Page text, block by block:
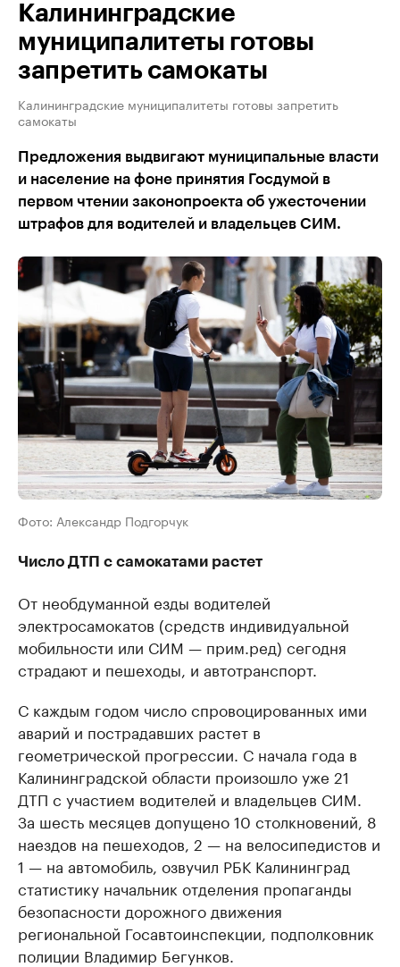
Калининградские
муниципалитеты готовы
запретить самокаты
Калининградские муниципалитеты готовы запретить
самокаты
Предложения выдвигают муниципальные власти
и население на фоне принятия Госдумой в
первом чтении законопроекта об ужесточении
штрафов для водителей и владельцев СИМ.
Фото: Александр Подгорчук
Число ДТП с самокатами растет
От необдуманной езды водителей
электросамокатов (средств индивидуальной
мобильности или СИМ — прим.ред) сегодня
страдают и пешеходы, и автотранспорт.
С каждым годом число спровоцированных ими
аварий и пострадавших растет в
геометрической прогрессии. С начала года в
Калининградской области произошло уже 21
ДТП с участием водителей и владельцев СИМ.
За шесть месяцев допущено 10 столкновений, 8
наездов на пешеходов, 2 — на велосипедистов и
1 — на автомобиль, озвучил РБК Калининград
статистику начальник отделения пропаганды
безопасности дорожного движения
региональной Госавтоинспекции, подполковник
полиции Владимир Бегунков.